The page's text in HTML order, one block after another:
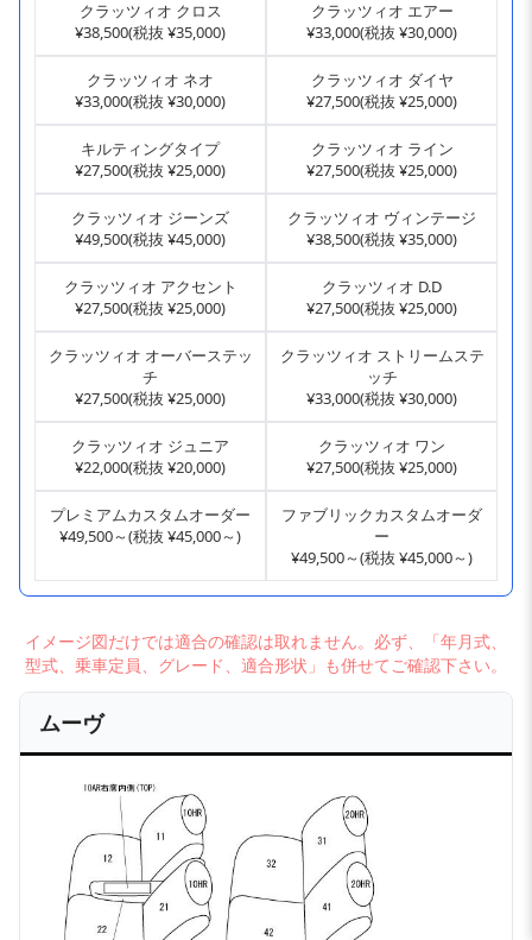
クラッツィオ クロス
¥38,500(税抜 ¥35,000)
クラッツィオ エアー
¥33,000(税抜 ¥30,000)
クラッツィオ ネオ
¥33,000(税抜 ¥30,000)
クラッツィオ ダイヤ
¥27,500(税抜 ¥25,000)
キルティングタイプ
¥27,500(税抜 ¥25,000)
クラッツィオ ライン
¥27,500(税抜 ¥25,000)
クラッツィオ ジーンズ
¥49,500(税抜 ¥45,000)
クラッツィオ ヴィンテージ
¥38,500(税抜 ¥35,000)
クラッツィオ アクセント
¥27,500(税抜 ¥25,000)
クラッツィオ D.D
¥27,500(税抜 ¥25,000)
クラッツィオ オーバーステッ
チ
¥27,500(税抜 ¥25,000)
クラッツィオ ストリームステ
ッチ
¥33,000(税抜 ¥30,000)
クラッツィオ ジュニア
¥22,000(税抜 ¥20,000)
クラッツィオ ワン
¥27,500(税抜 ¥25,000)
プレミアムカスタムオーダー
¥49,500～(税抜 ¥45,000～)
ファブリックカスタムオーダ
ー
¥49,500～(税抜 ¥45,000～)
イメージ図だけでは適合の確認は取れません。必ず、「年月式、
型式、乗車定員、グレード、適合形状」も併せてご確認下さい。
ムーヴ